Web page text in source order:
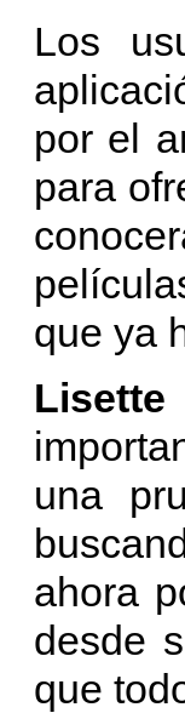
Los
por el
para
que ya
Lisette
una
ahora
desde
que